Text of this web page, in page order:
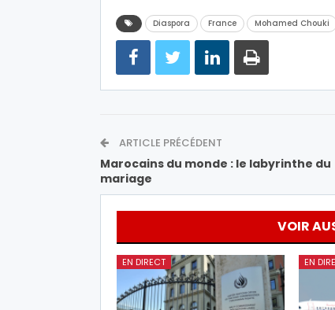
Diaspora France Mohamed Chouki
ARTICLE PRÉCÉDENT
Marocains du monde : le labyrinthe du
mariage
VOIR
EN DIRECT EN